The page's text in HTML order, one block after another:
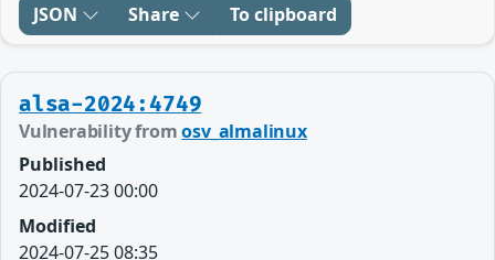
JSON Share To clipboard
alsa-2024:4749
Vulnerability fromosv_almalinux
Published
2024-07-23 00:00
Modified
2024-07-25 08:35